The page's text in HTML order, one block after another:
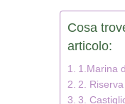
Cosa
articolo:
1.Marina
2.
3.